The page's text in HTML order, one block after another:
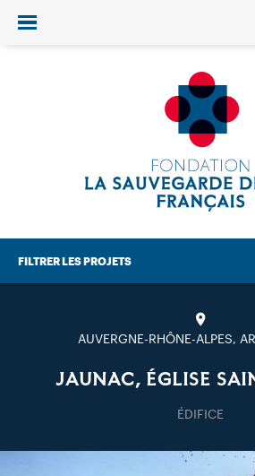
Ouvrir/fermer le menu
FILTRER LES PROJETS
AUVERGNE-RHÔNE-ALPES,
JAUNAC, ÉGLISE
ÉDIFICE